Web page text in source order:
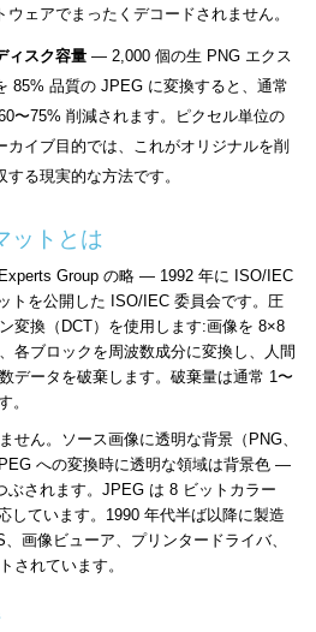
ウェアでまったくデコードされません。
ィスク容量 — 2,000 個の生 PNG エクス
85% 品質の JPEG に変換すると、通常
〜75% 削減されます。ピクセル単位の
カイブ目的では、これがオリジナルを削
る現実的な方法です。
ットとは
Group の略 — 1992 年に ISO/IEC
トを公開した ISO/IEC 委員会です。圧
変換（DCT）を使用します:画像を 8×8
各ブロックを周波数成分に変換し、人間
データを破棄します。破棄量は通常 1〜
。
せん。ソース画像に透明な背景（PNG、
への変換時に透明な領域は背景色 —
されます。JPEG は 8 ビットカラー
しています。1990 年代半ば以降に製造
画像ビューア、プリンタードライバ、
されています。